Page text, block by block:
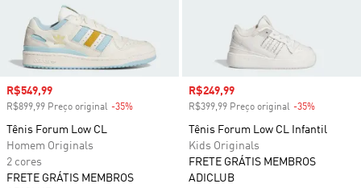
Preço com desconto
R$549,99
R$899,99 Preço original -35%
Tênis Forum Low CL
Homem Originals
2 cores
FRETE GRÁTIS MEMBROS
Preço com desconto
R$249,99
R$399,99 Preço original -35%
Tênis Forum Low CL Infantil
Kids Originals
FRETE GRÁTIS MEMBROS
ADICLUB